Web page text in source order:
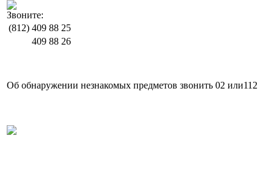
Звоните:
(812) 409 88 25
409 88 26
Об обнаружении незнакомых предметов звонить 02 или112